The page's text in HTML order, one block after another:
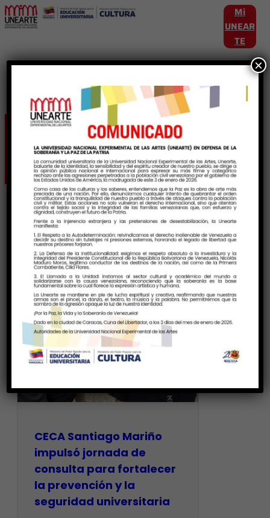
Mi
UNEAR
TE
Etiqueta:Integracion
CECA Santiago Mariño
impulsó jornada de
consulta para fortalecer
la prevención y la
seguridad universitaria
×